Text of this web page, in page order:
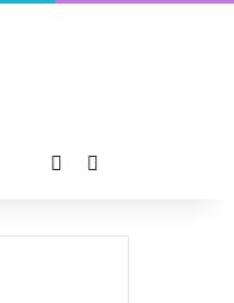
Publicación al azar